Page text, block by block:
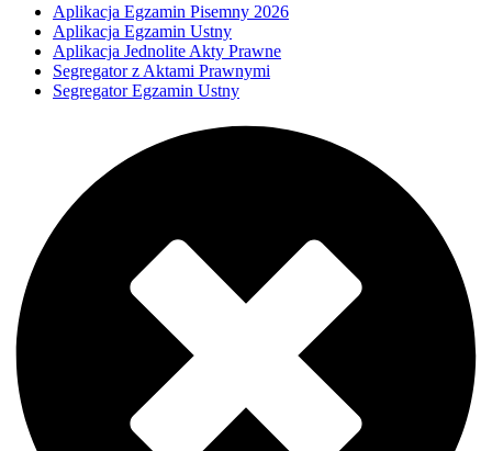
Aplikacja Egzamin Pisemny 2026
Aplikacja Egzamin Ustny
Aplikacja Jednolite Akty Prawne
Segregator z Aktami Prawnymi
Segregator Egzamin Ustny